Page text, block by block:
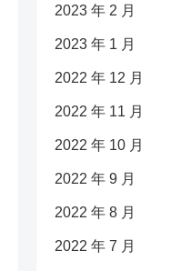
2023 年 2 月
2023 年 1 月
2022 年 12 月
2022 年 11 月
2022 年 10 月
2022 年 9 月
2022 年 8 月
2022 年 7 月